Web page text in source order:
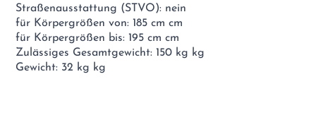
Straßenausstattung (STVO): nein
für Körpergrößen von: 185 cm cm
für Körpergrößen bis: 195 cm cm
Zulässiges Gesamtgewicht: 150 kg kg
Gewicht: 32 kg kg